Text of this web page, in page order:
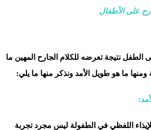
على الأطفال
الطفل نتيجة تعرضه للكلام الجارح المهين ما
ما هو طويل الأمد ونذكر منها ما يلي:
اللفظي في الطفولة ليس مجرد تجربة